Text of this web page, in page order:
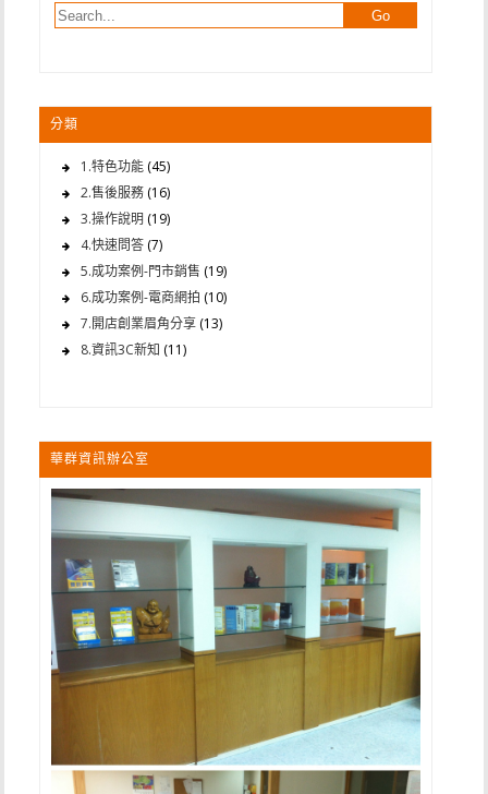
分類
1.特色功能(45)
2.售後服務(16)
3.操作說明(19)
4.快速問答(7)
5.成功案例-門市銷售 (19)
6.成功案例-電商網拍 (10)
7.開店創業眉角分享(13)
8.資訊3C新知 (11)
華群資訊辦公室